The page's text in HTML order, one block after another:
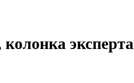
эксперта